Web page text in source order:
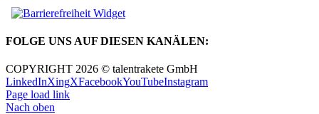
FOLGE UNS AUF DIESEN KANÄLEN:
COPYRIGHT 2026 © talentrakete GmbH
LinkedInXingXFacebookYouTubeInstagram
Page load link
Nach oben